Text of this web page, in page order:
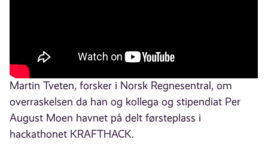
Martin Tveten, forsker i Norsk Regnesentral, om
overraskelsen da han og kollega og stipendiat Per
August Moen havnet på delt førsteplass i
hackathonet KRAFTHACK.